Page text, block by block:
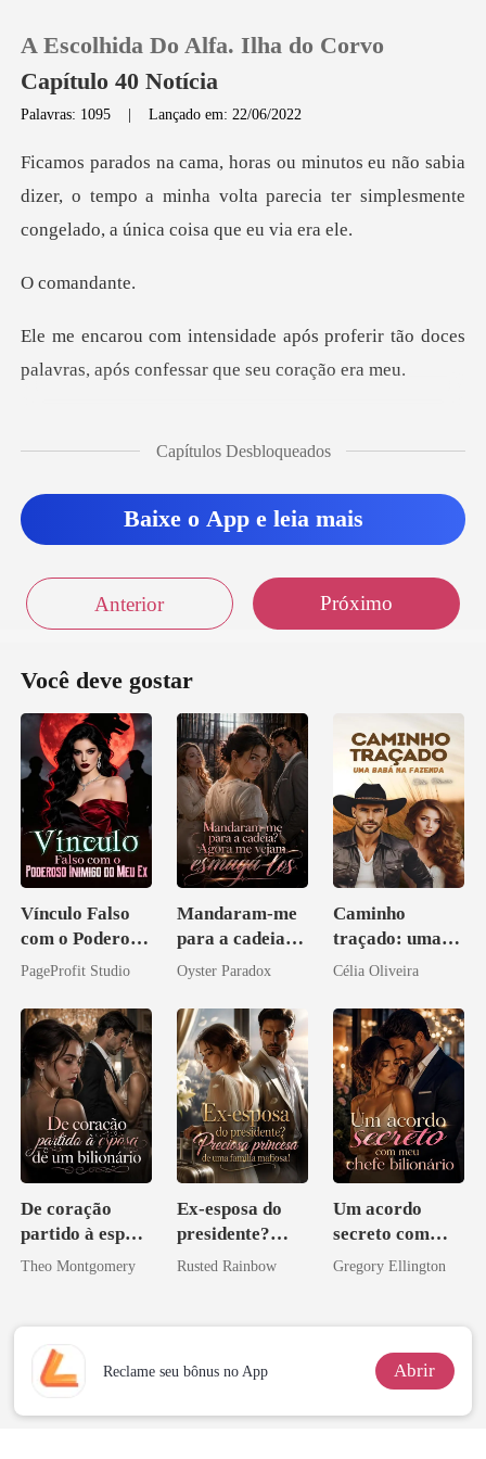
0
Loja
Histórico
A Escolhida Do Alfa. Ilha do Corvo
Capítulo 40 Notícia
Palavras: 1095 |Lançado em: 22/06/2022
bia
dizer, o tempo a minha volta parecia ter simple
mand
s proferir tão doces
palavras, apó
Capítulos Desbloqueados
Baixe o App e leia mais
Anterior Próximo
Você deve gostar
Vínculo Falso
com o Poderoso
Inimigo do Meu
PageProfit Studio
Mandaram-me
para a cadeia?
Agora me
los
Oyster Paradox
Caminho
traçado: uma
babá na fazenda
Célia Oliveira
De coração
partido à esposa
de um bilionário
Theo Montgomery
Ex-esposa do
presidente?
Preciosa
mafiosa!
Rusted Rainbow
Um acordo
secreto com
meu chefe
Gregory Ellington
Reclame seu bônus no App Abrir